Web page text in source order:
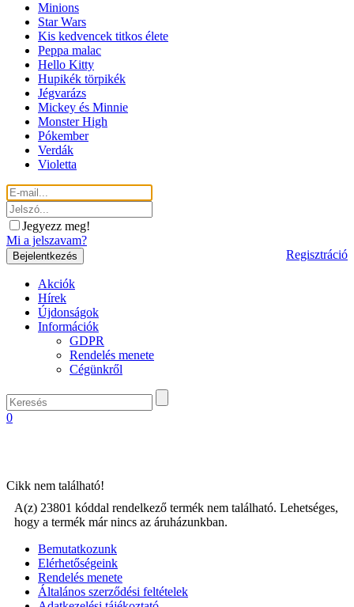
Minions
Star Wars
Kis kedvencek titkos élete
Peppa malac
Hello Kitty
Hupikék törpikék
Jégvarázs
Mickey és Minnie
Monster High
Pókember
Verdák
Violetta
Jegyezz meg!
Mi a jelszavam?
Regisztráció
Akciók
Hírek
Újdonságok
Információk
GDPR
Rendelés menete
Cégünkről
0
Cikk nem található!
A(z) 23801 kóddal rendelkező termék nem található. Lehetséges,
hogy a termék már nincs az áruházunkban.
Bemutatkozunk
Elérhetőségeink
Rendelés menete
Általános szerződési feltételek